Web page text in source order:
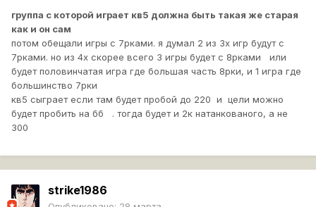
группа с которой играет кв5 должна быть такая же старая
как и он сам
потом обещали игры с 7рками. я думал 2 из 3х игр будут с
7рками. но из 4х скорее всего 3 игры будет с 8рками или
будет половинчатая игра где большая часть 8рки, и 1 игра где
большинство 7рки
кв5 сыграет если там будет пробой до 220 и цели можно
будет пробить на бб . тогда будет и 2к натанкованого, а не
300
strike1986